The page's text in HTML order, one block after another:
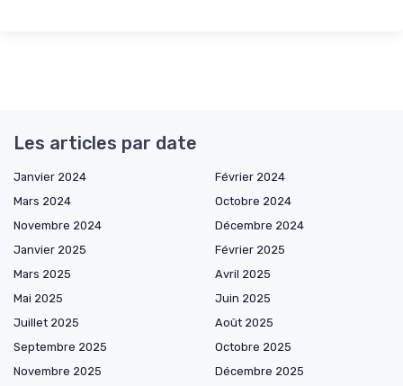
Les articles par date
Janvier 2024
Février 2024
Mars 2024
Octobre 2024
Novembre 2024
Décembre 2024
Janvier 2025
Février 2025
Mars 2025
Avril 2025
Mai 2025
Juin 2025
Juillet 2025
Août 2025
Septembre 2025
Octobre 2025
Novembre 2025
Décembre 2025